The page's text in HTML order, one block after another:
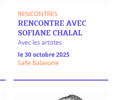
RENCONTRES
RENCONTRE AVEC
SOFIANE CHALAL
Avec les artistes
le 30 octobre 2025
Salle Balavoine